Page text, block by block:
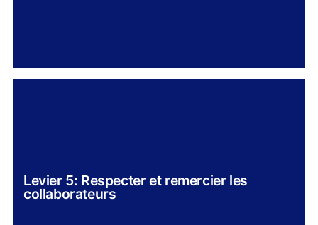
Levier 5: Respecter et remercier les
collaborateurs